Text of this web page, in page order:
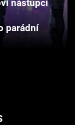
nástupci
parádní